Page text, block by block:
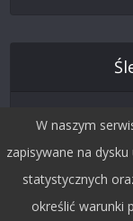
W naszym
zapisywane na
statystycznych
określić warunki